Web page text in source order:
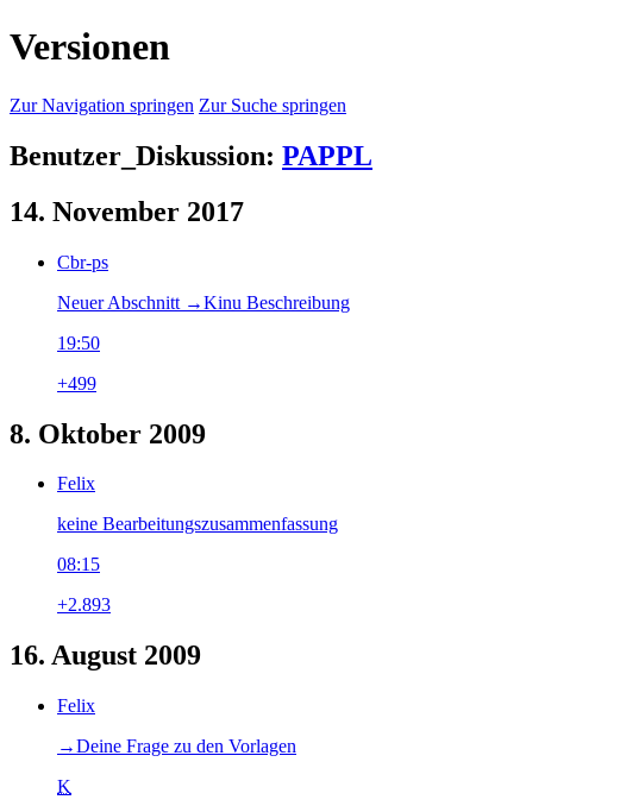
Versionen
Zur Navigation springen Zur Suche springen
Benutzer_Diskussion: PAPPL
14. November 2017
Cbr-ps
Neuer Abschnitt →‎Kinu Beschreibung
19:50
+499
8. Oktober 2009
Felix
keine Bearbeitungszusammenfassung
08:15
+2.893
16. August 2009
Felix
→‎Deine Frage zu den Vorlagen
K